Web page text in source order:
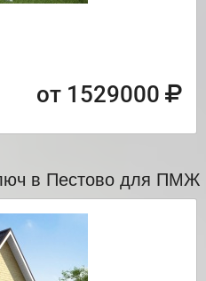
от 1529000
в Пестово для ПМЖ